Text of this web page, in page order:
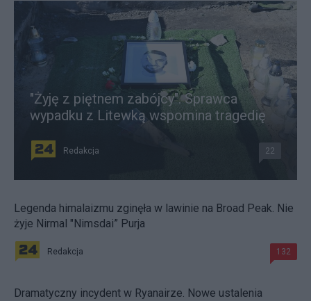
"Żyję z piętnem zabójcy". Sprawca
wypadku z Litewką wspomina tragedię
Redakcja 22
Legenda himalaizmu zginęła w lawinie na Broad Peak. Nie
żyje Nirmal "Nimsdai” Purja
Redakcja 132
Dramatyczny incydent w Ryanairze. Nowe ustalenia